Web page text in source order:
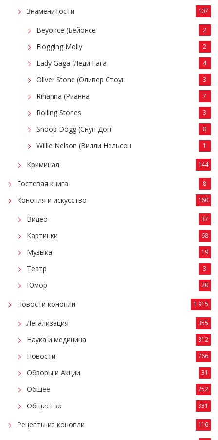
Знаменитости 107
Beyonce (Бейонсе 2
Flogging Molly 2
Lady Gaga (Леди Гага 4
Oliver Stone (Оливер Стоун 3
Rihanna (Рианна 7
Rolling Stones 3
Snoop Dogg (Снуп Догг 8
Willie Nelson (Вилли Нельсон 1
Криминал 144
Гостевая книга 8
Конопля и искусство 160
Видео 37
Картинки 68
Музыка 19
Театр 3
Юмор 20
Новости конопли 1 915
Легализация 355
Наука и медицина 312
Новости 766
Обзоры и Акции 31
Общее 252
Общество 331
Рецепты из конопли 116